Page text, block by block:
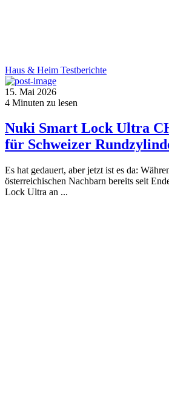
Haus & Heim Testberichte
15. Mai 2026
4 Minuten zu lesen
Nuki Smart Lock Ultra
für Schweizer
Es hat gedauert, aber jetzt ist es da:
österreichischen Nachbarn bereits seit
Lock Ultra an ...